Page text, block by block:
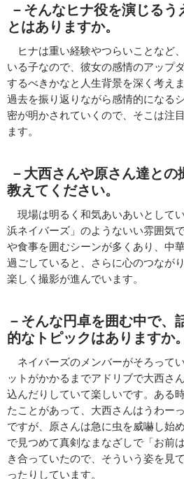
－ そんなヒナ役を演じるう
とはありますか。
ヒナは重い経験やつらいことなど
いる子なので、彼女の感情のアップ
するべきかなと人生背景を深く考え
過去を振り返りながら感情的になる
密が明かされていくので、そこは注
ます。
－ 大西さんや原さん達との
教えてください。
現場は明るく和気あいあいとして
浜ネイバーズ」のようないい雰囲気
や食事を囲むシーンが多くあり、中
過ごしていると、さらに心のつなが
楽しく撮影が進んでいます。
－そんな円卓を囲む中で、
的なトピックはありますか。
ネイバーズのメンバーがそろって
ットがかかるまでアドリブで大西さ
込んだりしていて楽しいです。ある
たことがあって、大西さんはうわ
ですが、原さんは急に虫を威嚇し始
で見つめて真剣なまなざしで「お前
き合っていたので、そういう姿を見
ったりしています。